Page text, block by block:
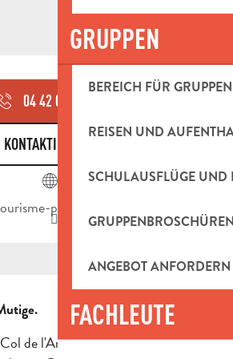
GRUPPEN
BEREICH FÜR GRUPPEN
REISEN UND
SCHULAUSFLÜGE UND
ANGEBOT ANFORDERN
FACHLEUTE
&
04 42 03 49
KONTAKTIEREN SIE UNS
paysdaubagne.fr
de l'Ange (Pfosten SB 01).